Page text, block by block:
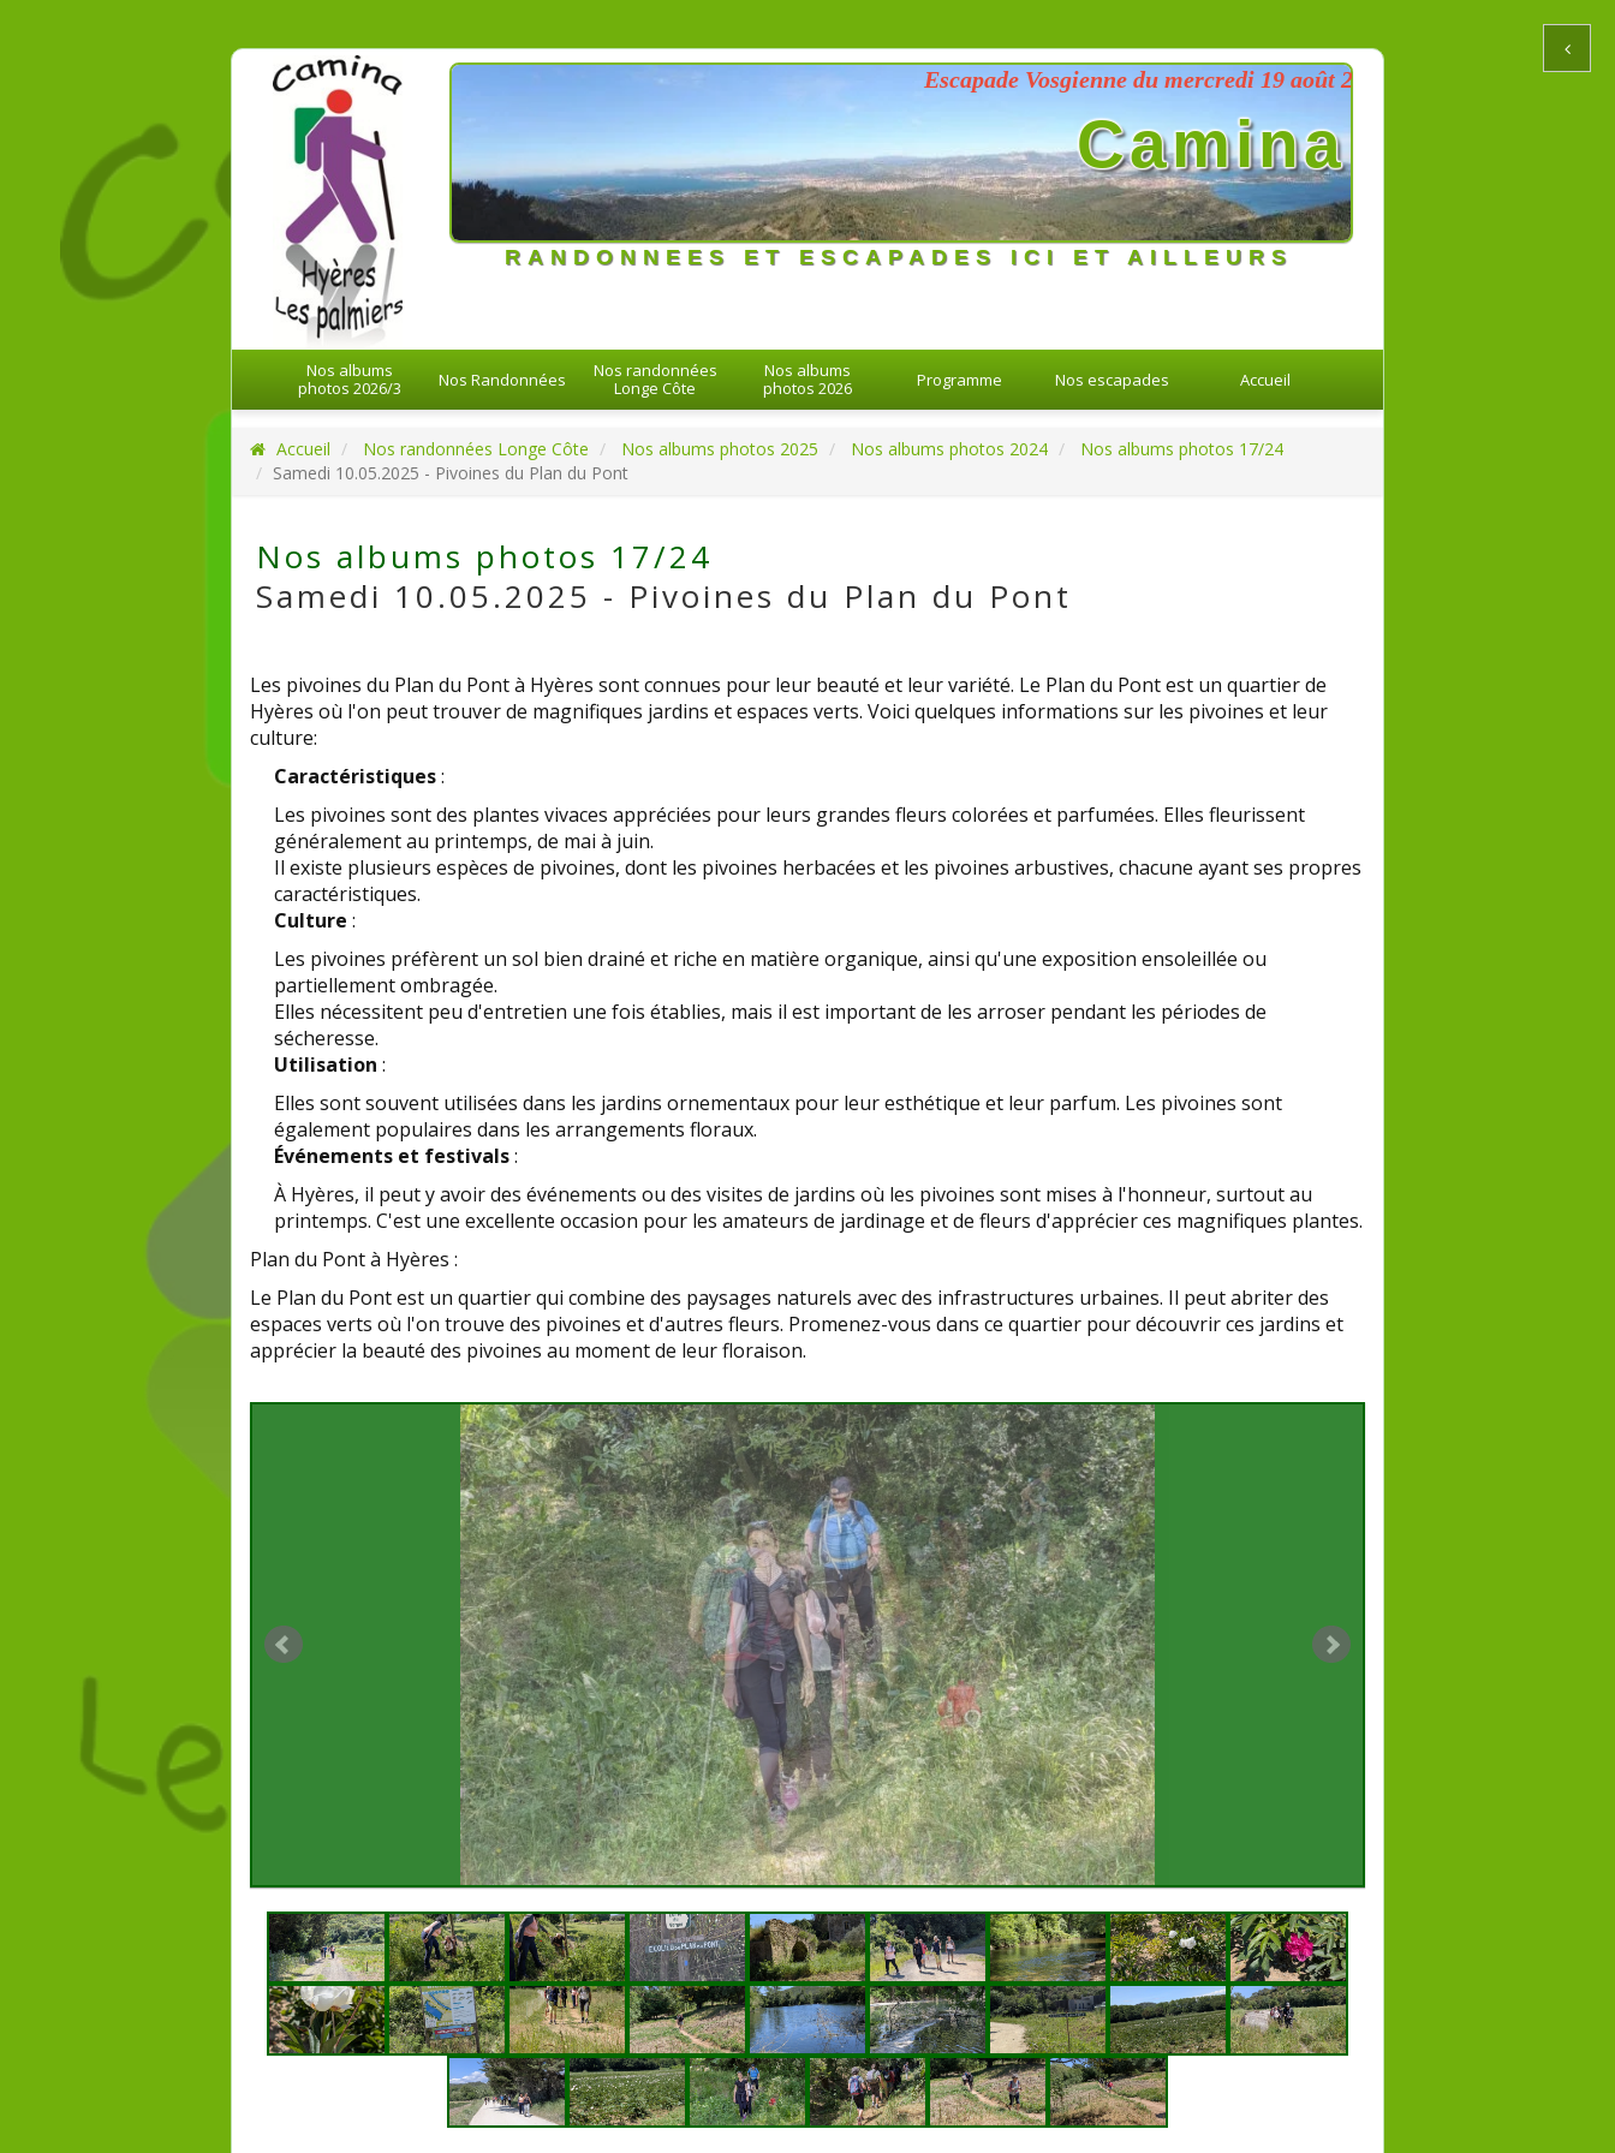
Escapade Vosgienne du mercredi 19 août 2026 au dimanche 23 août 2026
Camina
RANDONNEES ET ESCAPADES ICI ET AILLEURS
Nos albums
photos 2026/3
Nos Randonnées
Nos randonnées
Longe Côte
Nos albums
photos 2026
Programme Nos escapades Accueil
Accueil Nos randonnées Longe Côte Nos albums photos 2025 Nos albums photos 2024
Nos albums photos 17/24
Samedi 10.05.2025 - Pivoines du Plan du Pont
Nos albums photos 17/24
Samedi 10.05.2025 - Pivoines du Plan du Pont
Les pivoines du Plan du Pont à Hyères sont connues pour leur beauté et leur variété. Le Plan du Pont est un quartier de
Hyères où l'on peut trouver de magnifiques jardins et espaces verts. Voici quelques informations sur les pivoines et leur
culture:
Caractéristiques:
Les pivoines sont des plantes vivaces appréciées pour leurs grandes fleurs colorées et parfumées. Elles fleurissent
généralement au printemps, de mai à juin.
Il existe plusieurs espèces de pivoines, dont les pivoines herbacées et les pivoines arbustives, chacune ayant ses propres
caractéristiques.
Culture :
Les pivoines préfèrent un sol bien drainé et riche en matière organique, ainsi qu'une exposition ensoleillée ou
partiellement ombragée.
Elles nécessitent peu d'entretien une fois établies, mais il est important de les arroser pendant les périodes de
sécheresse.
Utilisation :
Elles sont souvent utilisées dans les jardins ornementaux pour leur esthétique et leur parfum. Les pivoines sont
également populaires dans les arrangements floraux.
Événements et festivals:
À Hyères, il peut y avoir des événements ou des visites de jardins où les pivoines sont mises à l'honneur, surtout au
printemps. C'est une excellente occasion pour les amateurs de jardinage et de fleurs d'apprécier ces magnifiques plantes.
Plan du Pont à Hyères :
Le Plan du Pont est un quartier qui combine des paysages naturels avec des infrastructures urbaines. Il peut abriter des
espaces verts où l'on trouve des pivoines et d'autres fleurs. Promenez-vous dans ce quartier pour découvrir ces jardins et
apprécier la beauté des pivoines au moment de leur floraison.